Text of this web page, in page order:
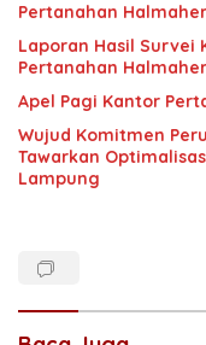
Pertanahan
Laporan Hasil Survei
Pertanahan
Apel Pagi Kantor
Wujud Komitmen
Tawarkan
Lampung